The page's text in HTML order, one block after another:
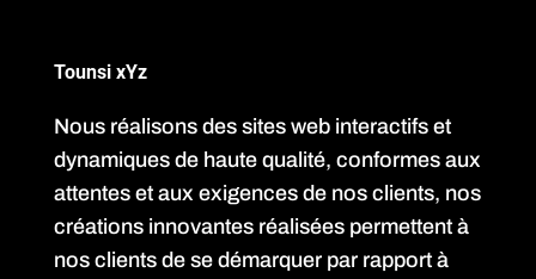
Tounsi xYz
Nous réalisons des sites web interactifs et
dynamiques de haute qualité, conformes aux
attentes et aux exigences de nos clients, nos
créations innovantes réalisées permettent à
nos clients de se démarquer par rapport à